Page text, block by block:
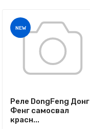
NEW
Реле DongFeng Донг
Фенг самосвал
красн...